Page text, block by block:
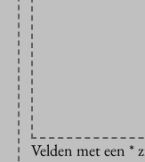
Velden met een *